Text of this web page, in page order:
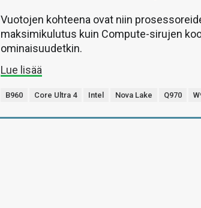
Vuotojen kohteena ovat niin
maksimikulutus kuin Compute-sirujen
ominaisuudetkin.
Lue lisää
B960 Core Ultra 4 Intel Nova Lake Q970